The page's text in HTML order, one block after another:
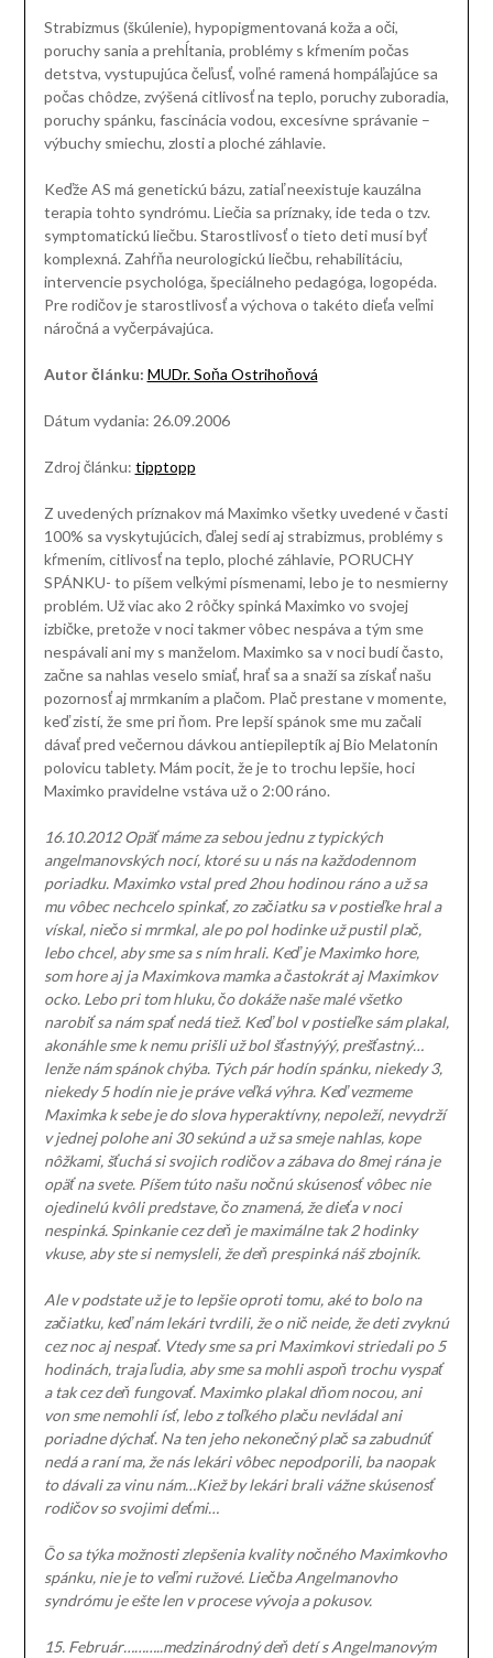
Strabizmus (škúlenie), hypopigmentovaná koža a oči,
poruchy sania a prehĺtania, problémy s kŕmením počas
detstva, vystupujúca čeľusť, voľné ramená hompáľajúce sa
počas chôdze, zvýšená citlivosť na teplo, poruchy zuboradia,
poruchy spánku, fascinácia vodou, excesívne správanie –
výbuchy smiechu, zlosti a ploché záhlavie.
Keďže AS má genetickú bázu, zatiaľ neexistuje kauzálna
terapia tohto syndrómu. Liečia sa príznaky, ide teda o tzv.
symptomatickú liečbu. Starostlivosť o tieto deti musí byť
komplexná. Zahŕňa neurologickú liečbu, rehabilitáciu,
intervencie psychológa, špeciálneho pedagóga, logopéda.
Pre rodičov je starostlivosť a výchova o takéto dieťa veľmi
náročná a vyčerpávajúca.
Autor článku: MUDr. Soňa Ostrihoňová
Dátum vydania: 26.09.2006
Zdroj článku: tipptopp
Z uvedených príznakov má Maximko všetky uvedené v časti
100% sa vyskytujúcich, ďalej sedí aj strabizmus, problémy s
kŕmením, citlivosť na teplo, ploché záhlavie, PORUCHY
SPÁNKU- to píšem veľkými písmenami, lebo je to nesmierny
problém. Už viac ako 2 rôčky spinká Maximko vo svojej
izbičke, pretože v noci takmer vôbec nespáva a tým sme
nespávali ani my s manželom. Maximko sa v noci budí často,
začne sa nahlas veselo smiať, hrať sa a snaží sa získať našu
pozornosť aj mrmkaním a plačom. Plač prestane v momente,
keď zistí, že sme pri ňom. Pre lepší spánok sme mu začali
dávať pred večernou dávkou antiepileptík aj Bio Melatonín
polovicu tablety. Mám pocit, že je to trochu lepšie, hoci
Maximko pravidelne vstáva už o 2:00 ráno.
16.10.2012 Opäť máme za sebou jednu z typických
angelmanovských nocí, ktoré su u nás na každodennom
poriadku. Maximko vstal pred 2hou hodinou ráno a už sa
mu vôbec nechcelo spinkať, zo začiatku sa v postieľke hral a
vískal, niečo si mrmkal, ale po pol hodinke už pustil plač,
lebo chcel, aby sme sa s ním hrali. Keď je Maximko hore,
som hore aj ja Maximkova mamka a častokrát aj Maximkov
ocko. Lebo pri tom hluku, čo dokáže naše malé všetko
narobiť sa nám spať nedá tiež. Keď bol v postieľke sám plakal,
akonáhle sme k nemu prišli už bol šťastnýýý, prešťastný…
lenže nám spánok chýba. Tých pár hodín spánku, niekedy 3,
niekedy 5 hodín nie je práve veľká výhra. Keď vezmeme
Maximka k sebe je do slova hyperaktívny, nepoleží, nevydrží
v jednej polohe ani 30 sekúnd a už sa smeje nahlas, kope
nôžkami, šťuchá si svojich rodičov a zábava do 8mej rána je
opäť na svete. Píšem túto našu nočnú skúsenosť vôbec nie
ojedinelú kvôli predstave, čo znamená, že dieťa v noci
nespinká. Spinkanie cez deň je maximálne tak 2 hodinky
vkuse, aby ste si nemysleli, že deň prespinká náš zbojník.
Ale v podstate už je to lepšie oproti tomu, aké to bolo na
začiatku, keď nám lekári tvrdili, že o nič neide, že deti zvyknú
cez noc aj nespať. Vtedy sme sa pri Maximkovi striedali po 5
hodinách, traja ľudia, aby sme sa mohli aspoň trochu vyspať
a tak cez deň fungovať. Maximko plakal dňom nocou, ani
von sme nemohli ísť, lebo z toľkého plaču nevládal ani
poriadne dýchať. Na ten jeho nekonečný plač sa zabudnúť
nedá a raní ma, že nás lekári vôbec nepodporili, ba naopak
to dávali za vinu nám…Kiež by lekári brali vážne skúsenosť
rodičov so svojimi deťmi…
Čo sa týka možnosti zlepšenia kvality nočného Maximkovho
spánku, nie je to veľmi ružové. Liečba Angelmanovho
syndrómu je ešte len v procese vývoja a pokusov.
15. Február………..medzinárodný deň detí s Angelmanovým